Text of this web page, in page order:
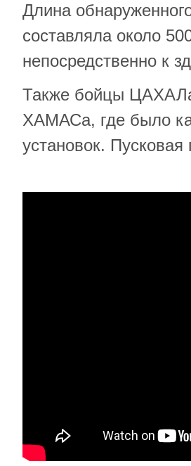
Длина
составляла около
непосредственно к
Также бойцы
ХАМАСа, где было
установок.